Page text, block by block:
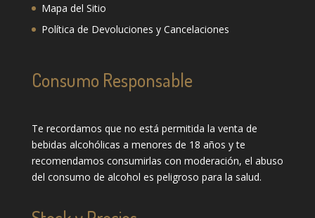
Mapa del Sitio
Política de Devoluciones y Cancelaciones
Consumo Responsable
Te recordamos que no está permitida la venta de
bebidas alcohólicas a menores de 18 años y te
recomendamos consumirlas con moderación, el abuso
del consumo de alcohol es peligroso para la salud.